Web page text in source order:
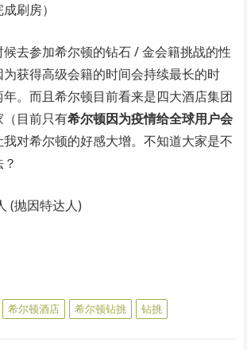
刷房）
去参加希尔顿的钻石 / 金会籍挑战的性
获得高级会籍的时间会持续最长的时
。而且希尔顿目前看来是四大酒店集团
（目前只有希尔顿因为疫情给全球用户会
我对希尔顿的好感大增。不知道大家是不
(抛因特达人)
希尔顿酒店 希尔顿钻挑 钻挑